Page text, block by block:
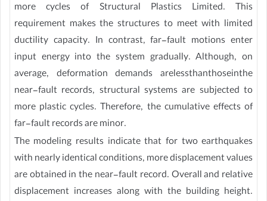
more cycles of Structural Plastics Limited. This
requirement makes the structures to meet with limited
ductility capacity. In contrast, far-fault motions enter
input energy into the system gradually. Although, on
average, deformation demands arelessthanthoseinthe
near-fault records, structural systems are subjected to
more plastic cycles. Therefore, the cumulative effects of
far-fault records are minor.
The modeling results indicate that for two earthquakes
with nearly identical conditions, more displacement values
are obtained in the near-fault record. Overall and relative
displacement increases along with the building height.